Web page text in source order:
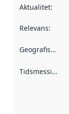
Aktualitet:
Relevans:
Geografisk avgrensning
Tidsmessig avgrensning